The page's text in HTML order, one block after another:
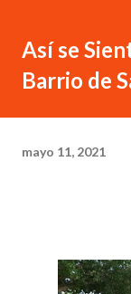
Así se
Barrio de
mayo 11, 2021